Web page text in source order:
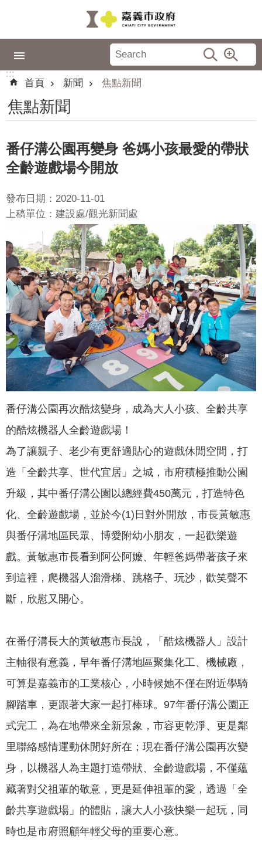
政
專
區
城
品
牌
識
嘉
新
聞
活
動
公
告
機
關
站
便
民
服
絡
我
們
網
社
政
府
訊
公
抗
旱
節
水
區
:::
首頁
新聞 焦點新聞
焦點新聞
番仔溝公園再變身 爸媽小孩最愛的帶狀
全齡遊戲場今開放
發布日期：2020-11-01
上稿單位：建設處/觀光新聞處
番仔溝公園再次酷炫變身，成為大人小孩、全齡共享
的酷炫機器人全齡遊戲場！
為了讓親子、老少有更舒適貼心的遊戲休閒空間，打
造「全齡共享、世代宜居」之城，市府積極推動公園
升級，其中番仔溝公園以總經費450萬元，打造特色
化、全齡遊戲場，並於今(1)日對外開放，市長黃敏惠
與番仔溝地區民眾、博愛附幼小朋友，一起歡樂遊
戲。黃敏惠市長看到阿公阿嬤、年輕爸媽帶著孩子來
到這裡，爬機器人溜滑梯、跳格子、玩沙，歡笑聲不
斷，欣慰又開心。
在番仔溝長大的黃敏惠市長說，「酷炫機器人」設計
主軸很有意義，早年番仔溝地區聚集化工、機械廠，
可算是嘉義市的工業核心，小時候她不僅在附近學騎
腳踏車，更跟著大家一起打棒球。97年番仔溝公園正
式完工，為在地帶來全新景象，市容更乾淨、更是鄰
里聯絡感情運動休閒好所在；現在番仔溝公園再次變
身，以機器人為主題打造帶狀、全齡遊戲場，不僅蘊
藏著對父祖輩的敬意，更是延伸祖輩的愛，透過「全
齡共享遊戲場」的體貼，讓大人小孩快樂一起玩，同
時也是市府照顧年輕父母的重要心意。